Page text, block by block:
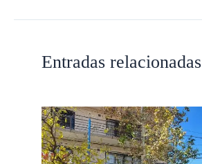
Entradas relacionadas